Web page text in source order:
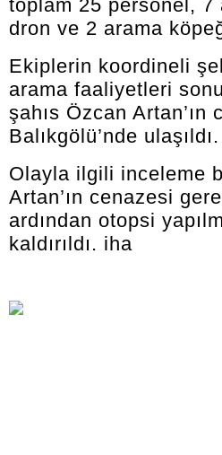
toplam 25 personel, 7
dron ve 2 arama
Ekiplerin koordineli
arama faaliyetleri
şahıs Özcan Artan’ın
Balıkgölü’nde ulaşıldı.
Olayla ilgili inceleme
Artan’ın cenazesi
ardından otopsi
kaldırıldı. iha